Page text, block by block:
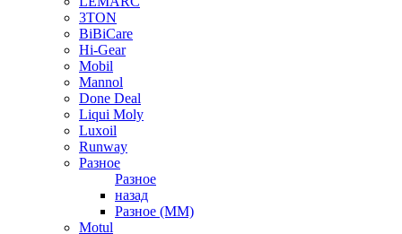
3TON
BiBiCare
Hi-Gear
Mobil
Mannol
Done Deal
Liqui Moly
Luxoil
Runway
Разное
Разное
назад
Разное (ММ)
Motul